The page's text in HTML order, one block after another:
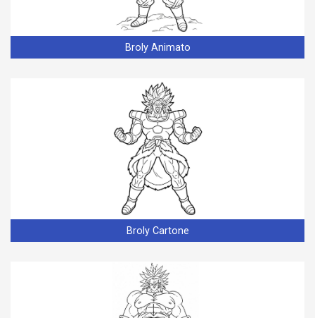
Broly Animato
Broly Cartone